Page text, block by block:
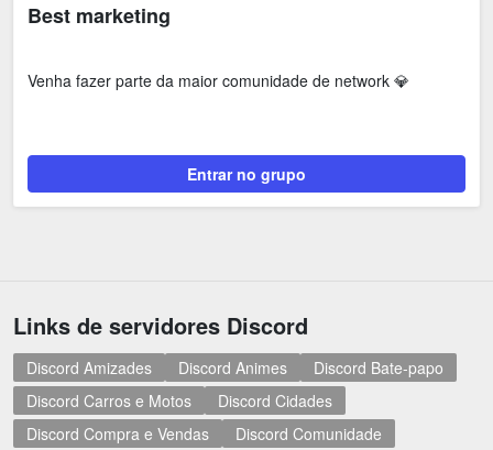
Best marketing
Venha fazer parte da maior comunidade de network 💎
Entrar no grupo
Links de servidores Discord
Discord Amizades Discord Animes
Discord Bate-papo
Discord Carros e Motos
Discord Cidades
Discord Compra e Vendas
Discord Comunidade